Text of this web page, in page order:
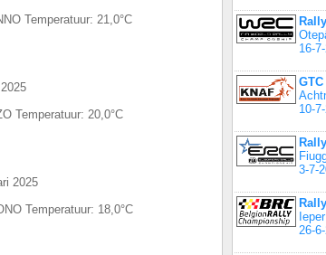
Temperatuur: 21,0°C
Temperatuur: 20,0°C
2025
Temperatuur: 18,0°C
16-
10-
3-7-
26-